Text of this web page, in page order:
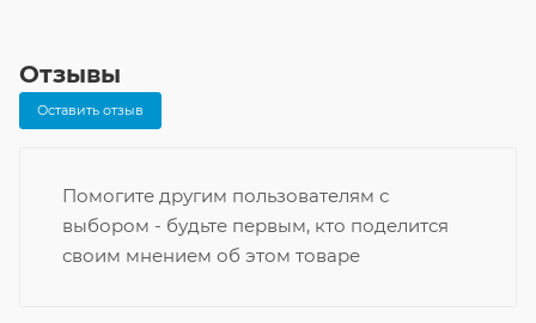
Отзывы
Оставить отзыв
Помогите другим пользователям с
выбором - будьте первым, кто поделится
своим мнением об этом товаре